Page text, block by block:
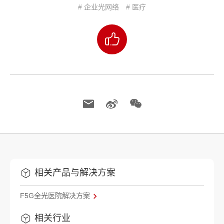
# 企业光网络 # 医疗
相关产品与解决方案
F5G全光医院解决方案
相关行业